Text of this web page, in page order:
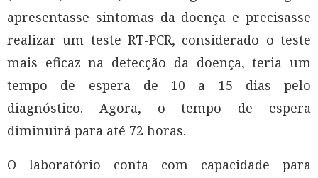
apresentasse sintomas da doença e precisasse
realizar um teste RT-PCR, considerado o teste
mais eficaz na detecção da doença, teria um
tempo de espera de 10 a 15 dias pelo
diagnóstico. Agora, o tempo de espera
diminuirá para até 72 horas.
O laboratório conta com capacidade para